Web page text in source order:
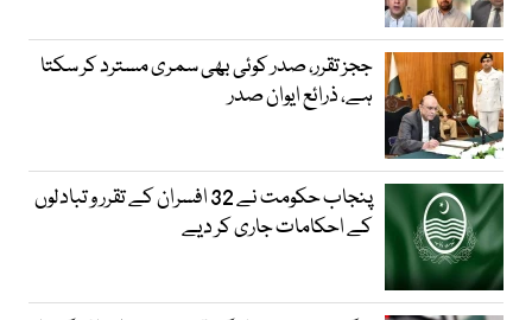
ججز تقرر، صدر کوئی بھی سمری مسترد کر سکتا
ہے، ذرائع ایوان صدر
پنجاب حکومت نے 32 افسران کے تقرر و تبادلوں
کے احکامات جاری کر دیے